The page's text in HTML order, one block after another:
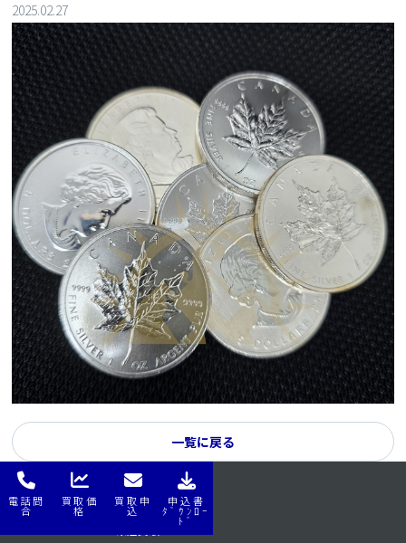
2025.02.27
一覧に戻る
電話問
合
買取価
格
買取申
込
申込書
ﾀﾞｳﾝﾛｰ
ﾄﾞ
はじめてナビ
はじめてナビ